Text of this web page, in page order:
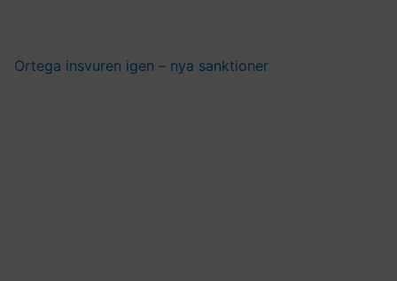
Ortega insvuren igen – nya sanktioner